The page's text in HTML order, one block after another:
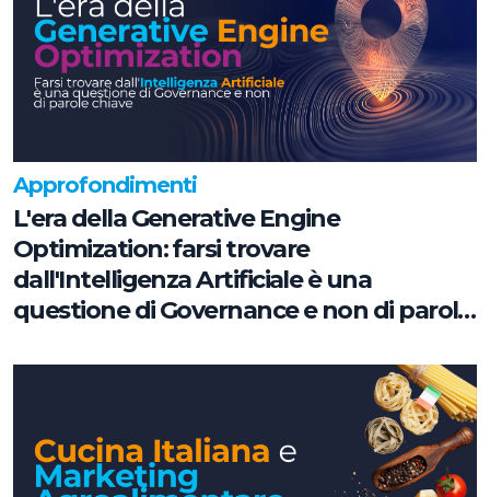
Approfondimenti
L'era della Generative Engine
Optimization: farsi trovare
dall'Intelligenza Artificiale è una
questione di Governance e non di parole